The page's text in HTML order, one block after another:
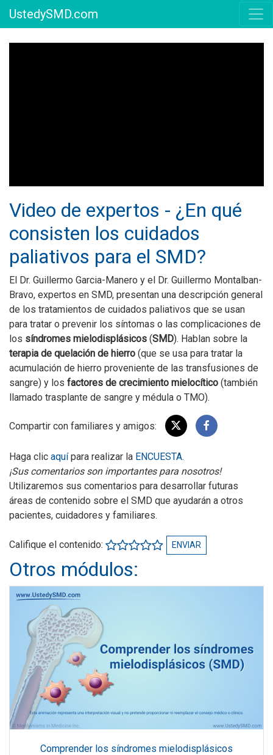
UstedySMD.com
Video de expertos - ¿En qué
consisten los cuidados
paliativos para el SMD?
El Dr. Guillermo Garcia-Manero y el Dr. Guillermo Montalban-
Bravo, expertos en SMD, presentan una descripción general
de los tratamientos de cuidados paliativos que se usan
para tratar o prevenir los síntomas o las complicaciones de
los síndromes mielodisplásicos (SMD). Hablan sobre la
terapia de quelación de hierro (que se usa para tratar la
acumulación de hierro proveniente de las transfusiones de
sangre) y los factores de crecimiento mielocítico (también
llamado trasplante de sangre y médula o TMO).
Compartir con familiares y amigos:
Haga clic aquípara realizar la ENCUESTA.
¡Sus comentarios son importantes para nosotros!
Utilizaremos sus comentarios para desarrollar futuras
áreas de contenido sobre el SMD que ayudarán a otros
pacientes, cuidadores y familiares.
Califique el contenido: ENVIAR
Otros módulos:
Comprender los síndromes mielodisplásicos